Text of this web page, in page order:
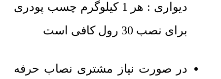
دیواری : هر 1 کیلوگرم چسب پودری
برای نصب 30 رول کافی است
در صورت نیاز مشتری نصاب حرفه